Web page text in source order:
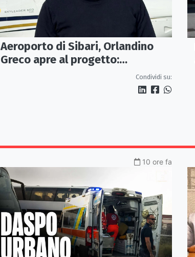
Aeroporto di Sibari, Orlandino
Greco apre al progetto:
Condividi su:
10 ore fa